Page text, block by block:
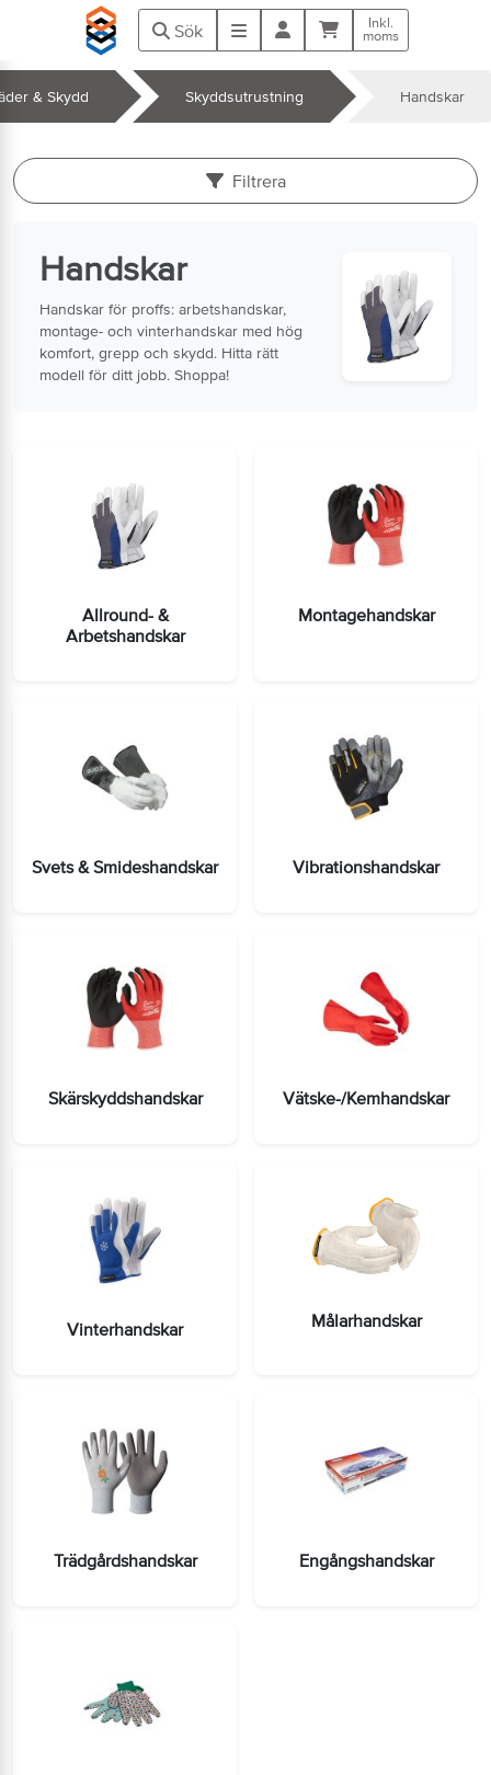
Hoppa till huvudinnehåll
Sök Meny Kundvagn
Inkl.
moms
& Skydd Skyddsutrustning Handskar
Filtrera
Handskar
Handskar för proffs: arbetshandskar,
montage- och vinterhandskar med hög
komfort, grepp och skydd. Hitta rätt
modell för ditt jobb. Shoppa!
Allround- &
Arbetshandskar
Montagehandskar
Svets & Smideshandskar Vibrationshandskar
Skärskyddshandskar Vätske-/Kemhandskar
Vinterhandskar Målarhandskar
Trädgårdshandskar Engångshandskar